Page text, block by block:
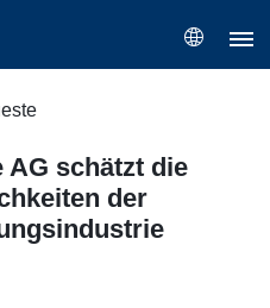
AG schätzt die
der